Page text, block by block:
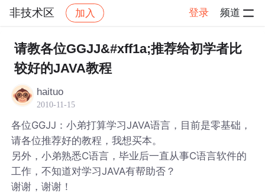
非技术区 加入 登录 频道
社区 非技术区 帖子详情
请教各位GGJJ&#xff1a;推荐给初学者比
较好的JAVA教程
haituo
2010-11-15
各位GGJJ：小弟打算学习JAVA语言，目前是零基础，
请各位推荐好的教程，我想买本。
另外，小弟熟悉C语言，毕业后一直从事C语言软件的
工作，不知道对学习JAVA有帮助否？
谢谢，谢谢！